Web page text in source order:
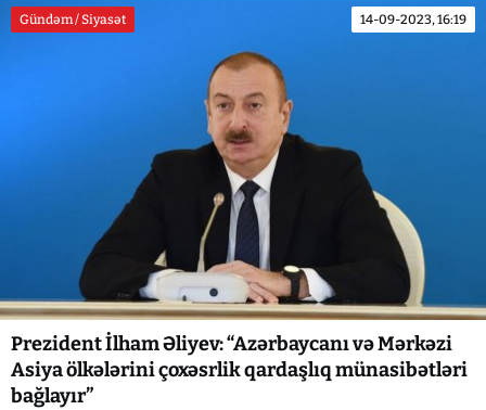
Gündəm / Siyasət 14-09-2023, 16:19
Prezident İlham Əliyev: “Azərbaycanı və Mərkəzi
Asiya ölkələrini çoxəsrlik qardaşlıq münasibətləri
bağlayır”